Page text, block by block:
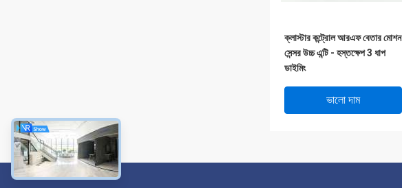
ক্লাস্টার কন্ট্রোল আরএফ বেতার মোশন
সেন্সর উচ্চ এন্টি - হস্তক্ষেপ 3 ধাপ
ডাইমিং
ভালো দাম